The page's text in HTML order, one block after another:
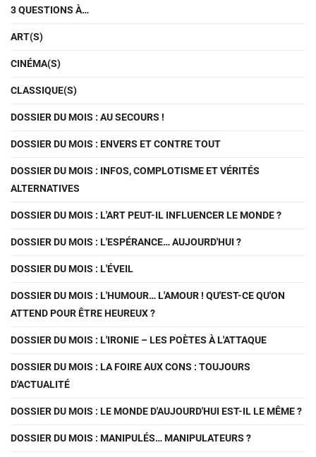
3 QUESTIONS À…
ART(S)
CINÉMA(S)
CLASSIQUE(S)
DOSSIER DU MOIS : AU SECOURS !
DOSSIER DU MOIS : ENVERS ET CONTRE TOUT
DOSSIER DU MOIS : INFOS, COMPLOTISME ET VÉRITÉS
ALTERNATIVES
DOSSIER DU MOIS : L'ART PEUT-IL INFLUENCER LE MONDE ?
DOSSIER DU MOIS : L'ESPÉRANCE… AUJOURD'HUI ?
DOSSIER DU MOIS : L'ÉVEIL
DOSSIER DU MOIS : L'HUMOUR… L'AMOUR ! QU'EST-CE QU'ON
ATTEND POUR ÊTRE HEUREUX ?
DOSSIER DU MOIS : L'IRONIE – LES POÈTES À L'ATTAQUE
DOSSIER DU MOIS : LA FOIRE AUX CONS : TOUJOURS
D'ACTUALITÉ
DOSSIER DU MOIS : LE MONDE D'AUJOURD'HUI EST-IL LE MÊME ?
DOSSIER DU MOIS : MANIPULÉS… MANIPULATEURS ?